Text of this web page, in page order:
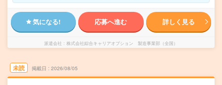
気になる! 応募へ進む 詳しく見る
派遣会社 株式会社綜合キャリアオプション 製造事業部（全国）
未読 掲載日 2026/08/05